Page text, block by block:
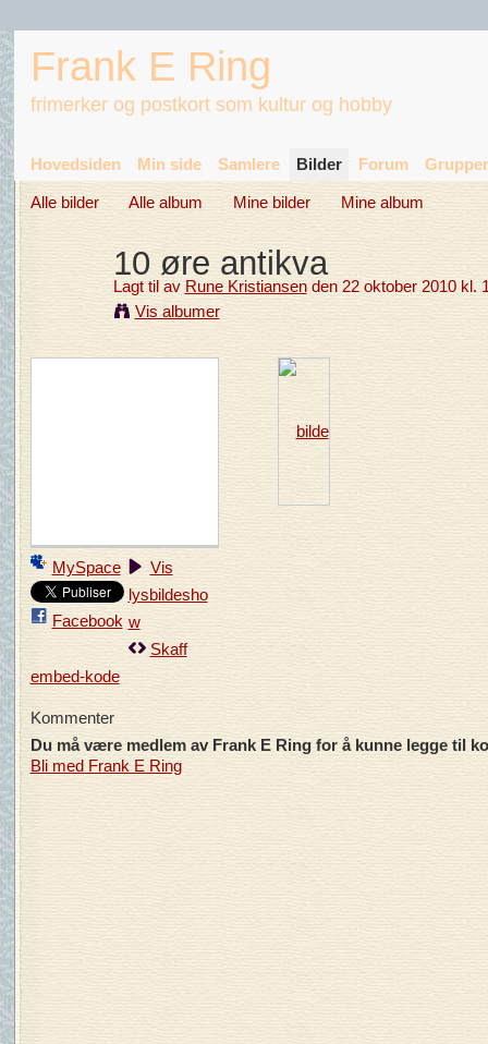
Frank E Ring
frimerker og postkort som kultur og hobby
Hovedsiden Min side Samlere Bilder Forum Grupper
Alle bilder Alle album Mine bilder Mine album
10 øre antikva
Lagt til av Rune Kristiansenden 22 oktober 2010 kl.
Vis albumer
MySpace
Facebook
Vis
lysbildesho
w
Skaff
embed-kode
Kommenter
Du må være medlem av Frank E Ring for å kunne legge til
Bli med Frank E Ring